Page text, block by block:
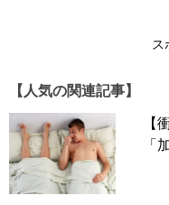
ス
【人気の関連記事】
【
「